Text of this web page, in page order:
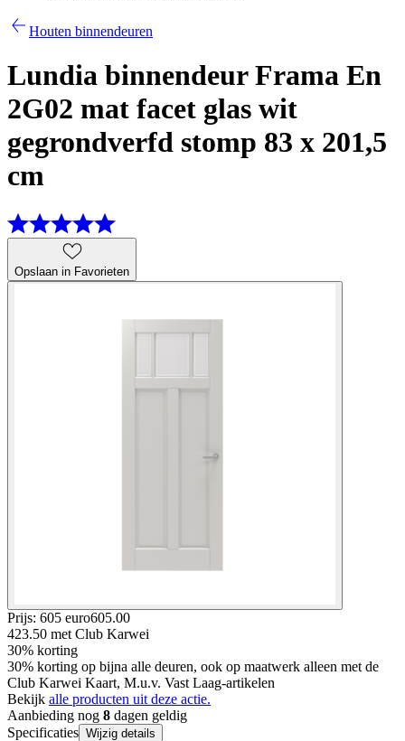
Houten binnendeuren
Lundia binnendeur Frama En
2G02 mat facet glas wit
gegrondverfd stomp 83 x 201,5
cm
Opslaan in Favorieten
Prijs: 605 euro605.00
423.50 met Club Karwei
30% korting
30% korting op bijna alle deuren, ook op maatwerk alleen met de
Club Karwei Kaart, M.u.v. Vast Laag-artikelen
Bekijk alle producten uit deze actie.
Aanbieding nog 8 dagen geldig
Specificaties Wijzig details